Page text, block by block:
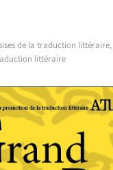
de la traduction littéraire,
littéraire